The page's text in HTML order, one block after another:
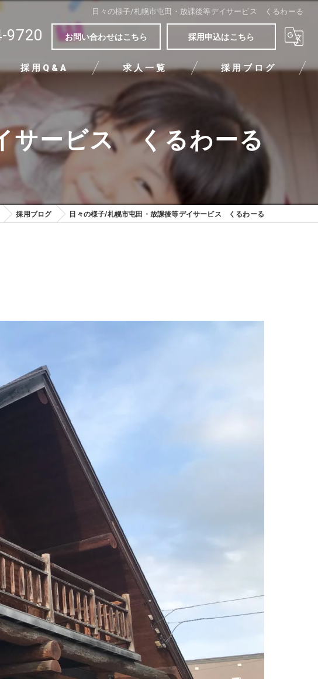
日々の様子/札幌市屯田・放課後等デイサービス くるわーる
9720 お問い合わせはこちら 採用申込はこちら
採用Q&A 求人一覧 採用ブログ
サービス くるわーる
採用ブログ 日々の様子/札幌市屯田・放課後等デイサービス くるわーる